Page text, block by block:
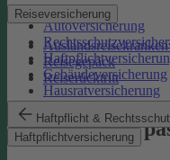
Reiseversicherung
Reisegepäck
Reiserücktritt
Haftpflicht &
Haftpflichtversicherung
Autoversicherung
Gebäudeversicherung
Hausratversicherung
Finden Sie die